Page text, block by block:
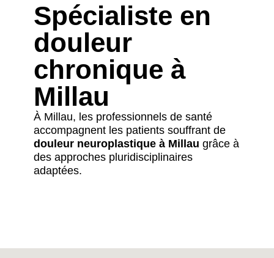
Spécialiste en
douleur
chronique à
Millau
À Millau, les professionnels de santé
accompagnent les patients souffrant de
douleur neuroplastique à Millau grâce à
des approches pluridisciplinaires
adaptées.